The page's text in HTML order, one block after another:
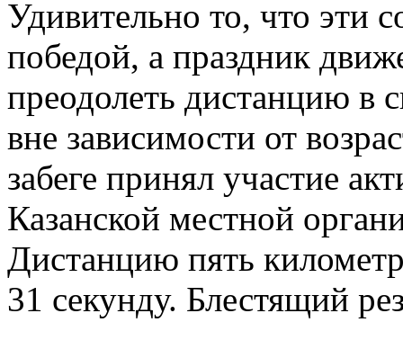
Удивительно то, что эти
победой, а праздник
преодолеть дистанцию в
вне зависимости от
забеге принял участие
Казанской местной
Дистанцию пять
31 секунду. Блестящий